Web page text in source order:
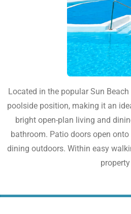
Located in the popular Sun
poolside position, making it an
bright open-plan living and
bathroom. Patio doors open
dining outdoors. Within easy